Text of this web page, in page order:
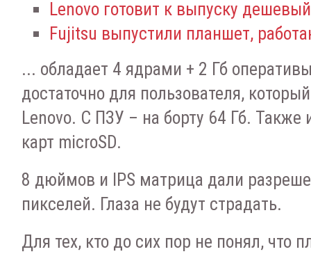
Lenovo готовит к выпуску
Fujitsu выпустили планшет,
... обладает 4 ядрами + 2 Гб
достаточно для пользователя,
Lenovo. С ПЗУ – на борту 64 Гб. Также
карт microSD.
8 дюймов и IPS матрица дали
пикселей. Глаза не будут страдать.
Для тех, кто до сих пор не понял, что